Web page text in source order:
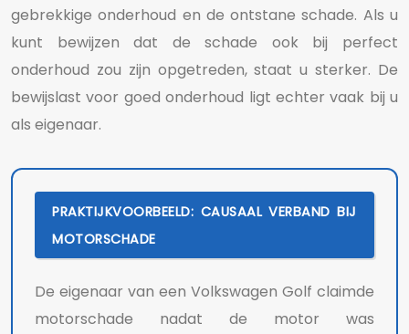
gebrekkige onderhoud en de ontstane schade. Als u
kunt bewijzen dat de schade ook bij perfect
onderhoud zou zijn opgetreden, staat u sterker. De
bewijslast voor goed onderhoud ligt echter vaak bij u
als eigenaar.
PRAKTIJKVOORBEELD: CAUSAAL VERBAND BIJ
MOTORSCHADE
De eigenaar van een Volkswagen Golf claimde
motorschade nadat de motor was